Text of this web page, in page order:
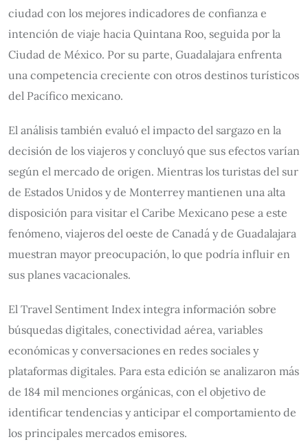
ciudad con los mejores indicadores de confianza e
intención de viaje hacia Quintana Roo, seguida por la
Ciudad de México. Por su parte, Guadalajara enfrenta
una competencia creciente con otros destinos turísticos
del Pacífico mexicano.
El análisis también evaluó el impacto del sargazo en la
decisión de los viajeros y concluyó que sus efectos varían
según el mercado de origen. Mientras los turistas del sur
de Estados Unidos y de Monterrey mantienen una alta
disposición para visitar el Caribe Mexicano pese a este
fenómeno, viajeros del oeste de Canadá y de Guadalajara
muestran mayor preocupación, lo que podría influir en
sus planes vacacionales.
El Travel Sentiment Index integra información sobre
búsquedas digitales, conectividad aérea, variables
económicas y conversaciones en redes sociales y
plataformas digitales. Para esta edición se analizaron más
de 184 mil menciones orgánicas, con el objetivo de
identificar tendencias y anticipar el comportamiento de
los principales mercados emisores.